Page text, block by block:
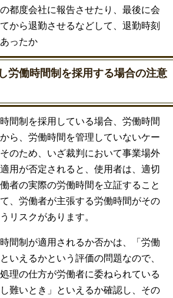
都度会社に報告させたり、最後に会
から退勤させるなどして、退勤時刻
ったか
労働時間制を採用する場合の注意
間制を採用している場合、労働時間
ら、労働時間を管理していないケー
のため、いざ裁判において事業場外
用が否定されると、使用者は、適切
者の実際の労働時間を立証すること
、労働者が主張する労働時間がその
リスクがあります。
間制が適用されるか否かは、「労働
いえるかという評価の問題なので、
理の仕方が労働者に委ねられている
難いとき」といえるか確認し、その